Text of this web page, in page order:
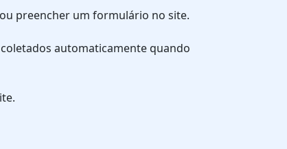
preencher um formulário no site.
automaticamente quando